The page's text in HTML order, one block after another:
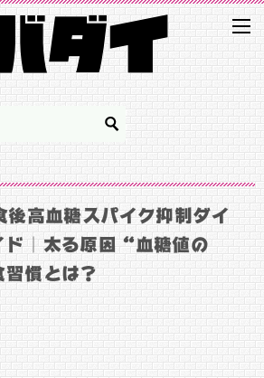
高血糖スパイク抑制ダイ
ド｜太る原因“血糖値の
慣とは？